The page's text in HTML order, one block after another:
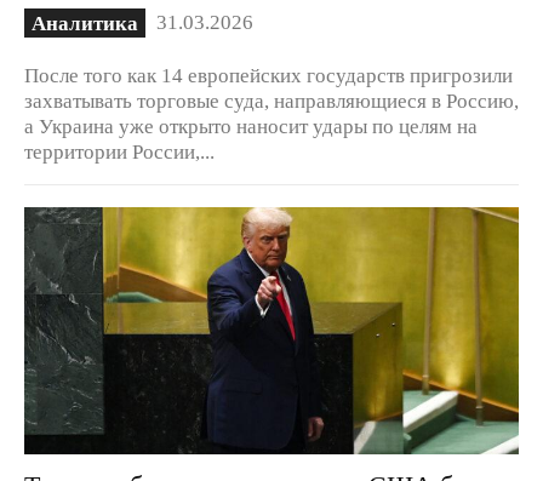
Аналитика 31.03.2026
После того как 14 европейских государств пригрозили
захватывать торговые суда, направляющиеся в Россию,
а Украина уже открыто наносит удары по целям на
территории России,...